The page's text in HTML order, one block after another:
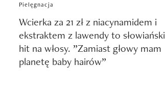
Pielęgnacja
Wcierka za 21 zł z niacynamidem i
ekstraktem z lawendy to słowiański
hit na włosy. ”Zamiast głowy mam
planetę baby hairów”